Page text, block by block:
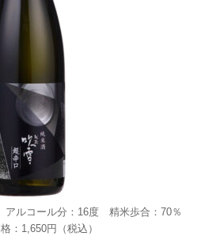
アルコール分：16度 精米歩合：70％
：1,650円（税込）